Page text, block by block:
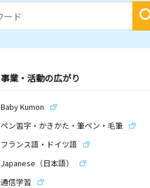
事業・活動の広がり
Baby Kumon
ペン習字・かきかた・筆ペン・毛筆
フランス語・ドイツ語
Japanese（日本語）
通信学習